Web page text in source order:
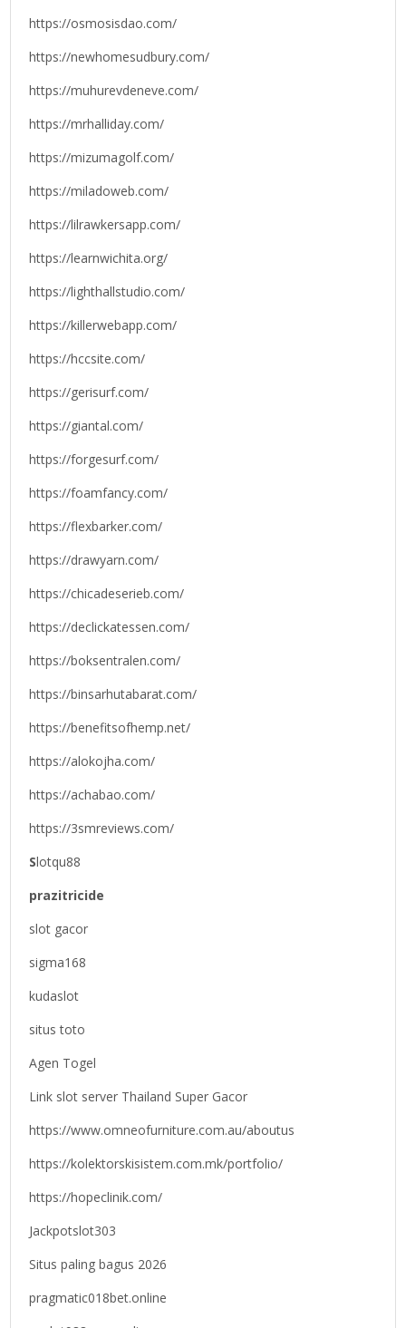
https://osmosisdao.com/
https://newhomesudbury.com/
https://muhurevdeneve.com/
https://mrhalliday.com/
https://mizumagolf.com/
https://miladoweb.com/
https://lilrawkersapp.com/
https://learnwichita.org/
https://lighthallstudio.com/
https://killerwebapp.com/
https://hccsite.com/
https://gerisurf.com/
https://giantal.com/
https://forgesurf.com/
https://foamfancy.com/
https://flexbarker.com/
https://drawyarn.com/
https://chicadeserieb.com/
https://declickatessen.com/
https://boksentralen.com/
https://binsarhutabarat.com/
https://benefitsofhemp.net/
https://alokojha.com/
https://achabao.com/
https://3smreviews.com/
Slotqu88
prazitricide
slot gacor
sigma168
kudaslot
situs toto
Agen Togel
Link slot server Thailand Super Gacor
https://www.omneofurniture.com.au/aboutus
https://kolektorskisistem.com.mk/portfolio/
https://hopeclinik.com/
Jackpotslot303
Situs paling bagus 2026
pragmatic018bet.online